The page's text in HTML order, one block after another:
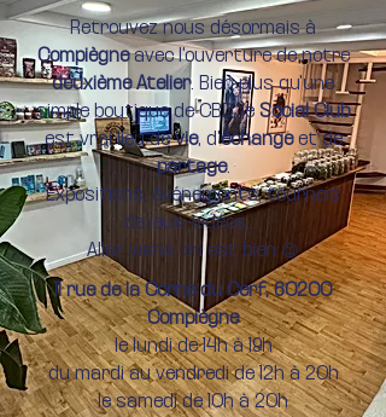
Retrouvez nous désormais à
Compiègneavec l'ouverture de notre
deuxième Atelier. Bien plus qu'une
simple boutique de CBD, le Social Club
est vrai lieu devie, d'échangeet de
partage.
Expositions, événements, tournois
de jeux-vidéos...
Allez viens, on est bien 😊
11 rue de la Corne du Cerf, 60200
Compiègne
le lundi de 14h à 19h
du mardi au vendredi de 12h à 20h
le samedi de 10h à 20h